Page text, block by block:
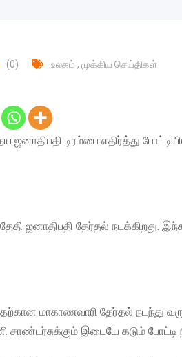
(0) உலகம் , முக்கிய செய்திகள்
டிரம்பை எதிர்த்து
ஜனாதிபதி தேர்தல் நடக்கிறது.
மாகாணவாரி தேர்தல் நடந்து
சாண்டர்சுக்கும் இடையே கடும் போட்டி